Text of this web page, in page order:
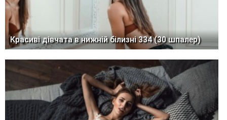
Красиві дівчата в нижній білизні 334 (30 шпалер)